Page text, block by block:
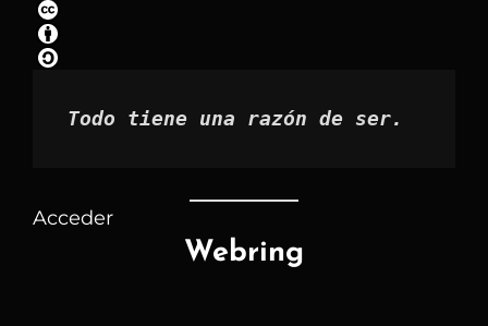
por
mes
Todo tiene una razón de ser.
Acceder
Webring